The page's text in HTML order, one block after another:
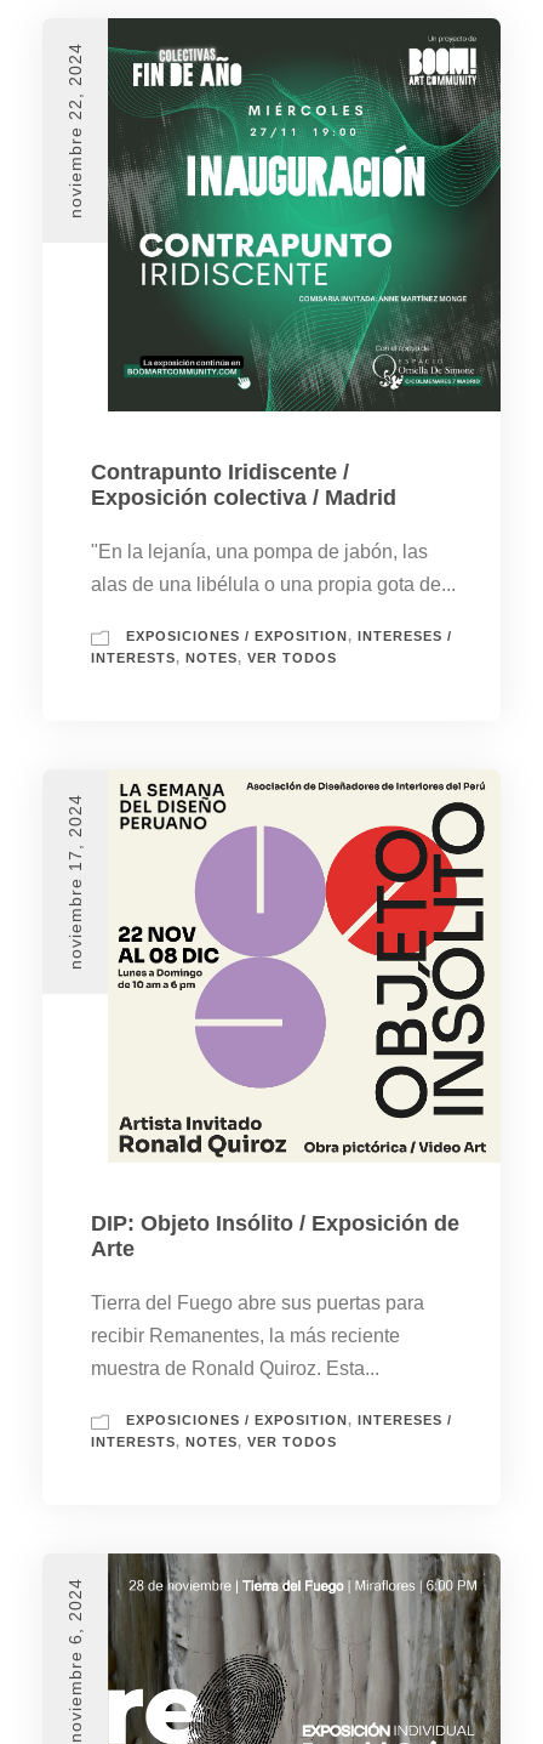
noviembre 22, 2024
Contrapunto Iridiscente /
Exposición colectiva / Madrid
"En la lejanía, una pompa de jabón, las
alas de una libélula o una propia gota de...
EXPOSICIONES / EXPOSITION, INTERESES /
INTERESTS, NOTES, VER TODOS
noviembre 17, 2024
DIP: Objeto Insólito / Exposición de
Arte
Tierra del Fuego abre sus puertas para
recibir Remanentes, la más reciente
muestra de Ronald Quiroz. Esta...
EXPOSICIONES / EXPOSITION, INTERESES /
INTERESTS, NOTES, VER TODOS
noviembre 6, 2024